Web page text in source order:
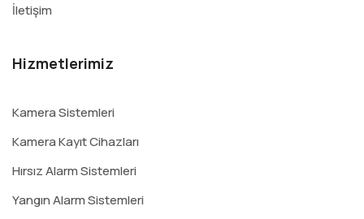
İletişim
Hizmetlerimiz
Kamera Sistemleri
Kamera Kayıt Cihazları
Hırsız Alarm Sistemleri
Yangın Alarm Sistemleri